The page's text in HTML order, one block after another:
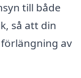
till både
så att din
av